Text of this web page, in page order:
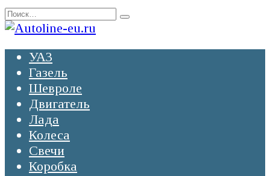
Перейти
к
Search
for:
УАЗ
Газель
Шевроле
Двигатель
Лада
Колеса
Свечи
Коробка